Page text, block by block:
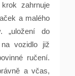
zahrnuje
a malého
„uložení do
vozidlo již
ručení.
a včas,